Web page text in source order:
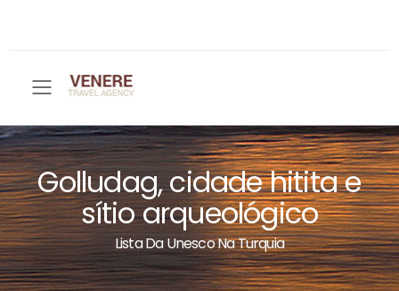
Toggle mobile menu
Golludag, cidade hitita e
sítio arqueológico
Lista Da Unesco Na Turquia